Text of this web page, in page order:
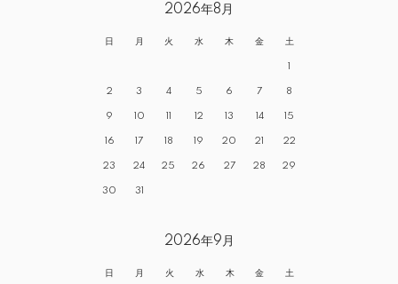
2026年8月
日 月 火 水 木 金 土
1
2 3 4 5 6 7 8
9 10 11 12 13 14 15
16 17 18 19 20 21 22
23 24 25 26 27 28 29
30 31
2026年9月
日 月 火 水 木 金 土